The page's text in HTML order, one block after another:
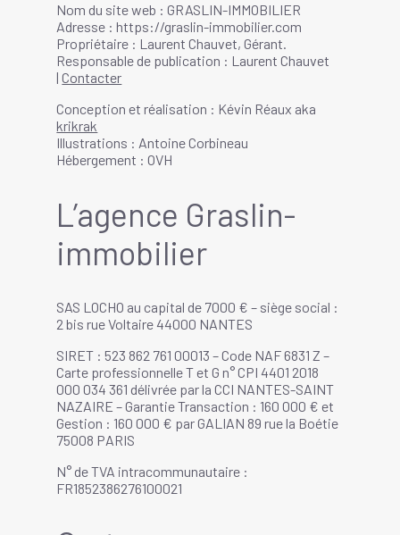
Nom du site web : GRASLIN-IMMOBILIER
Adresse : https://graslin-immobilier.com
Propriétaire : Laurent Chauvet, Gérant.
Responsable de publication : Laurent Chauvet
|Contacter
Conception et réalisation : Kévin Réaux aka
krikrak
Illustrations : Antoine Corbineau
Hébergement : OVH
L’agence Graslin-
immobilier
SAS LOCHO au capital de 7000 € – siège social :
2 bis rue Voltaire 44000 NANTES
SIRET : 523 862 761 00013 – Code NAF 6831 Z –
Carte professionnelle T et G n° CPI 4401 2018
000 034 361 délivrée par la CCI NANTES-SAINT
NAZAIRE – Garantie Transaction : 160 000 € et
Gestion : 160 000 € par GALIAN 89 rue la Boétie
75008 PARIS
N° de TVA intracommunautaire :
FR1852386276100021